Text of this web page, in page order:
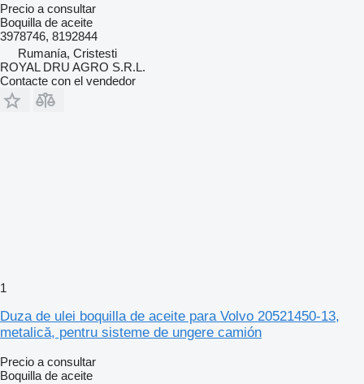
Precio a consultar
Boquilla de aceite
3978746, 8192844
Rumanía, Cristesti
ROYAL DRU AGRO S.R.L.
Contacte con el vendedor
1
Duza de ulei boquilla de aceite para Volvo 20521450-13,
metalică, pentru sisteme de ungere camión
Precio a consultar
Boquilla de aceite